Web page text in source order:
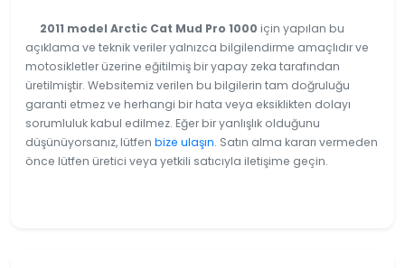
2011 model Arctic Cat Mud Pro 1000 için yapılan bu
açıklama ve teknik veriler yalnızca bilgilendirme amaçlıdır ve
motosikletler üzerine eğitilmiş bir yapay zeka tarafından
üretilmiştir. Websitemiz verilen bu bilgilerin tam doğruluğu
garanti etmez ve herhangi bir hata veya eksiklikten dolayı
sorumluluk kabul edilmez. Eğer bir yanlışlık olduğunu
düşünüyorsanız, lütfen bize ulaşın. Satın alma kararı vermeden
önce lütfen üretici veya yetkili satıcıyla iletişime geçin.